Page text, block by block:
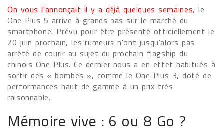
On vous l'annonçait il y a déjà quelques semaines, le
One Plus 5 arrive à grands pas sur le marché du
smartphone. Prévu pour être présenté officiellement le
20 juin prochain, les rumeurs n'ont jusqu'alors pas
arrêté de courir au sujet du prochain flagship du
chinois One Plus. Ce dernier nous a en effet habitués à
sortir des « bombes », comme le One Plus 3, doté de
performances haut de gamme à un prix très
raisonnable.
Mémoire vive : 6 ou 8 Go ?